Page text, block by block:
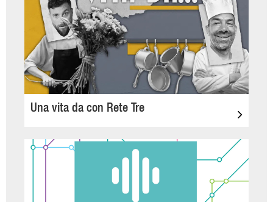
Una vita da con Rete Tre